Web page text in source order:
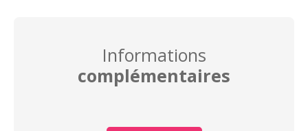
Informations
complémentaires